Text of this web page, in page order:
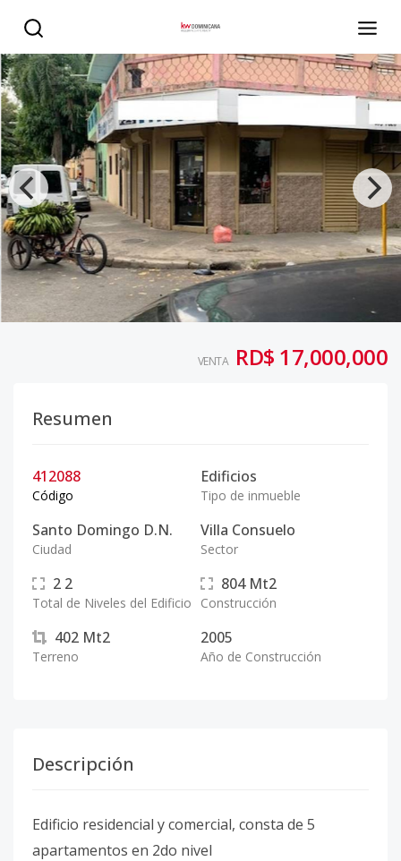
VENTA RD$ 17,000,000
Resumen
412088
Código
Edificios
Tipo de inmueble
Santo Domingo D.N.
Ciudad
Villa Consuelo
Sector
2 2
Total de Niveles del Edificio
804 Mt2
Construcción
402 Mt2
Terreno
2005
Año de Construcción
Descripción
Edificio residencial y comercial, consta de 5
apartamentos en 2do nivel